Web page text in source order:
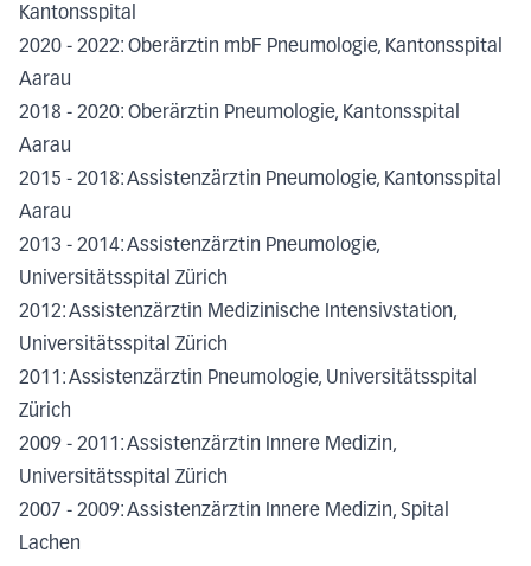
Kantonsspital
2020 - 2022: Oberärztin mbF Pneumologie, Kantonsspital
Aarau
2018 - 2020: Oberärztin Pneumologie, Kantonsspital
Aarau
2015 - 2018: Assistenzärztin Pneumologie, Kantonsspital
Aarau
2013 - 2014: Assistenzärztin Pneumologie,
Universitätsspital Zürich
2012: Assistenzärztin Medizinische Intensivstation,
Universitätsspital Zürich
2011: Assistenzärztin Pneumologie, Universitätsspital
Zürich
2009 - 2011: Assistenzärztin Innere Medizin,
Universitätsspital Zürich
2007 - 2009: Assistenzärztin Innere Medizin, Spital
Lachen